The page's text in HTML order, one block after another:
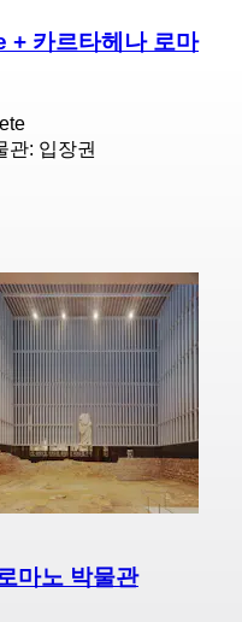
+ 카르타헤나 로마
관: 입장권
마노 박물관